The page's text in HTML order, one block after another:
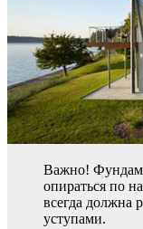
Важно!
опираться по
всегда должна
уступами.